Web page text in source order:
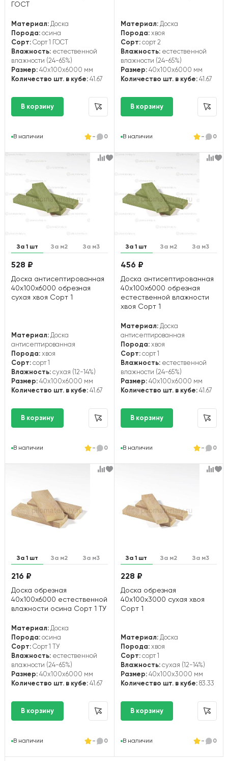
ГОСТ
Материал: Доска
Порода: осина
Сорт: Сорт 1 ГОСТ
Влажность: естественной
влажности (24-65%)
Размер: 40x100x6000 мм
Количество шт. в кубе: 41.67
В наличии - 0
Материал:Доска
Порода:хвоя
Сорт:сорт 2
Влажность:естественной
влажности (24-65%)
Размер:40x100x6000 мм
Количество шт. в кубе:41.67
В наличии - 0
За 1 шт За м2 За м3
528 ₽
Доска антисептированная
40х100х6000 обрезная
сухая хвоя Сорт 1
Материал: Доска
антисептированная
Порода: хвоя
Сорт: сорт 1
Влажность: сухая (12-14%)
Размер: 40x100x6000 мм
Количество шт. в кубе: 41.67
В наличии - 0
За 1 шт За м2 За м3
456 ₽
Доска антисептированная
40х100х6000 обрезная
естественной влажности
хвоя Сорт 1
Материал:Доска
антисептированная
Порода:хвоя
Сорт:сорт 1
Влажность:естественной
влажности (24-65%)
Размер:40x100x6000 мм
Количество шт. в кубе:41.67
В наличии - 0
За 1 шт За м2 За м3
216 ₽
Доска обрезная
40х100х6000 естественной
влажности осина Сорт 1 ТУ
Материал: Доска
Порода: осина
Сорт: Сорт 1 ТУ
Влажность: естественной
влажности (24-65%)
Размер: 40x100x6000 мм
Количество шт. в кубе: 41.67
В наличии - 0
За 1 шт За м2 За м3
228 ₽
Доска обрезная
40х100х3000 сухая хвоя
Сорт 1
Материал:Доска
Порода:хвоя
Сорт:сорт 1
Влажность:сухая (12-14%)
Размер:40x100x3000 мм
Количество шт. в кубе:83.33
В наличии - 0